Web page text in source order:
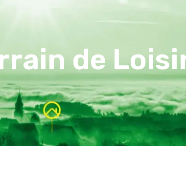
de